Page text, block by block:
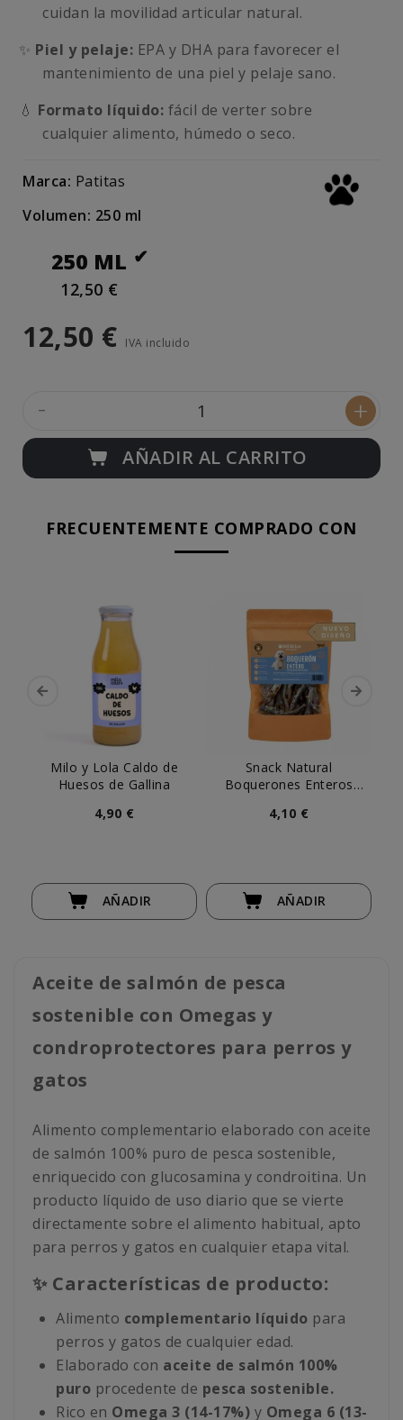
cuidan la movilidad articular natural.
✨ Piel y pelaje: EPA y DHA para favorecer el
mantenimiento de una piel y pelaje sano.
💧 Formato líquido: fácil de verter sobre
cualquier alimento, húmedo o seco.
Marca: Patitas
Volumen: 250 ml
250 ML
12,50 €
12,50 € IVA incluido
- +
AÑADIR AL CARRITO
FRECUENTEMENTE COMPRADO CON
Milo y Lola Caldo de
Huesos de Gallina
4,90 €
AÑADIR
Snack Natural
Boquerones Enteros
4,10 €
AÑADIR
Aceite de salmón de pesca
sostenible con Omegas y
condroprotectores para perros y
gatos
Alimento complementario elaborado con aceite
de salmón 100% puro de pesca sostenible,
enriquecido con glucosamina y condroitina. Un
producto líquido de uso diario que se vierte
directamente sobre el alimento habitual, apto
para perros y gatos en cualquier etapa vital.
✨ Características de producto:
Alimento complementario líquido para
perros y gatos de cualquier edad.
Elaborado con aceite de salmón 100%
puro procedente de pesca sostenible.
Rico en Omega 3 (14-17%) y Omega 6 (13-